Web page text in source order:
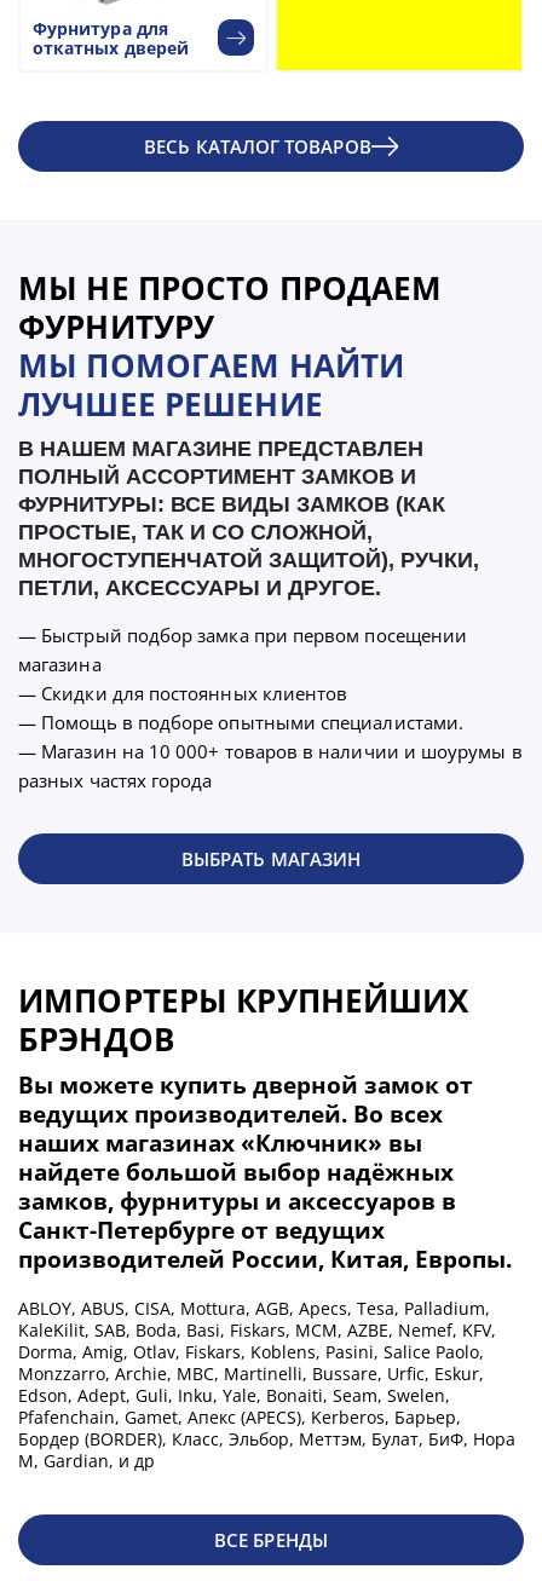
Фурнитура для
откатных дверей
ВЕСЬ КАТАЛОГ ТОВАРОВ
МЫ НЕ ПРОСТО ПРОДАЕМ
ФУРНИТУРУ
МЫ ПОМОГАЕМ НАЙТИ
ЛУЧШЕЕ РЕШЕНИЕ
В НАШЕМ МАГАЗИНЕ ПРЕДСТАВЛЕН
ПОЛНЫЙ АССОРТИМЕНТ ЗАМКОВ И
ФУРНИТУРЫ: ВСЕ ВИДЫ ЗАМКОВ (КАК
ПРОСТЫЕ, ТАК И СО СЛОЖНОЙ,
МНОГОСТУПЕНЧАТОЙ ЗАЩИТОЙ), РУЧКИ,
ПЕТЛИ, АКСЕССУАРЫ И ДРУГОЕ.
— Быстрый подбор замка при первом посещении
магазина
— Скидки для постоянных клиентов
— Помощь в подборе опытными специалистами.
— Магазин на 10 000+ товаров в наличии и шоурумы в
разных частях города
ВЫБРАТЬ МАГАЗИН
ИМПОРТЕРЫ КРУПНЕЙШИХ
БРЭНДОВ
Вы можете купить дверной замок от
ведущих производителей. Во всех
наших магазинах «Ключник» вы
найдете большой выбор надёжных
замков, фурнитуры и аксессуаров в
Санкт-Петербурге от ведущих
производителей России, Китая, Европы.
ABLOY, ABUS, CISA, Mottura, AGB, Apecs, Tesa, Palladium,
KaleKilit, SAB, Boda, Basi, Fiskars, MCM, AZBE, Nemef, KFV,
Dorma, Amig, Otlav, Fiskars, Koblens, Pasini, Salice Paolo,
Monzzarro, Archie, MBC, Martinelli, Bussare, Urfic, Eskur,
Edson, Adept, Guli, Inku, Yale, Bonaiti, Seam, Swelen,
Pfafenchain, Gamet, Aпекс (APECS), Kerberos, Барьер,
Бордер (BORDER), Класс, Эльбор, Меттэм, Булат, БиФ, Нора
М, Gardian, и др
ВСЕ БРЕНДЫ